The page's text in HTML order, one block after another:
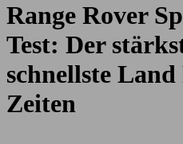
Range Rover
Test: Der
schnellste
Zeiten